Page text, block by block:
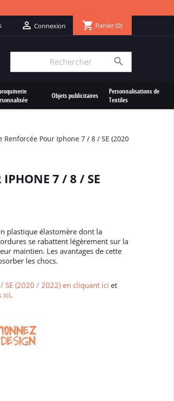
 Connexion shopping_cart Panier(0)

Objets publicitaires
Personnalisations de
Textiles
Renforcée Pour Iphone 7 / 8 / SE (2020
IPHONE 7 / 8 / SE
plastique élastomère dont la
se rabattent légèrement sur la
maintien. Les avantages de cette
les chocs.
SE (2020 / 2022) en cliquant ici et
ici.